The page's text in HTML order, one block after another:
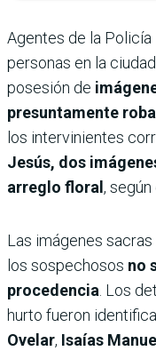
Agentes de la
personas en la
posesión de
presuntamente
los intervinientes
Jesús, dos
arreglo floral ,
Las imágenes
los sospechosos no
procedencia. Los
hurto fueron
Ovelar, Isaías